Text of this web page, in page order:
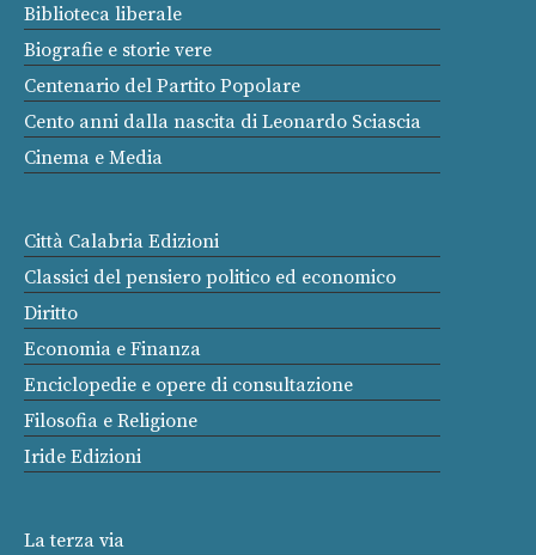
Biblioteca liberale
Biografie e storie vere
Centenario del Partito Popolare
Cento anni dalla nascita di Leonardo Sciascia
Cinema e Media
Città Calabria Edizioni
Classici del pensiero politico ed economico
Diritto
Economia e Finanza
Enciclopedie e opere di consultazione
Filosofia e Religione
Iride Edizioni
La terza via